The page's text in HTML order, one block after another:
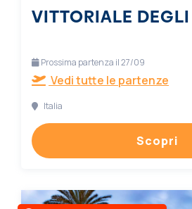
VITTORIALE
Prossima partenza il 27/09
Vedi tutte le partenze
Italia
Scopri